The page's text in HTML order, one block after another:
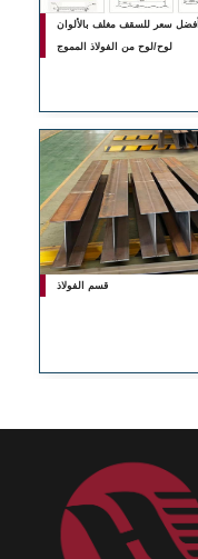
أفضل سعر للسقف مغلف بالألوان
لوح/لوح من الفولاذ المموج
قسم الفولاذ